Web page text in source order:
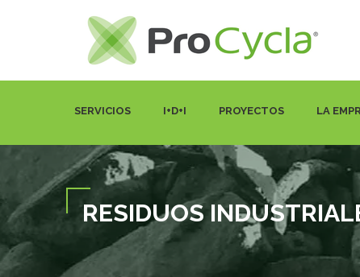
SERVICIOS I+D+I PROYECTOS LA
RESIDUOS